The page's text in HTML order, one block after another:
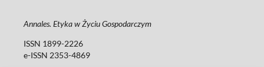
Annales. Etyka w Życiu Gospodarczym
ISSN 1899-2226
e-ISSN 2353-4869